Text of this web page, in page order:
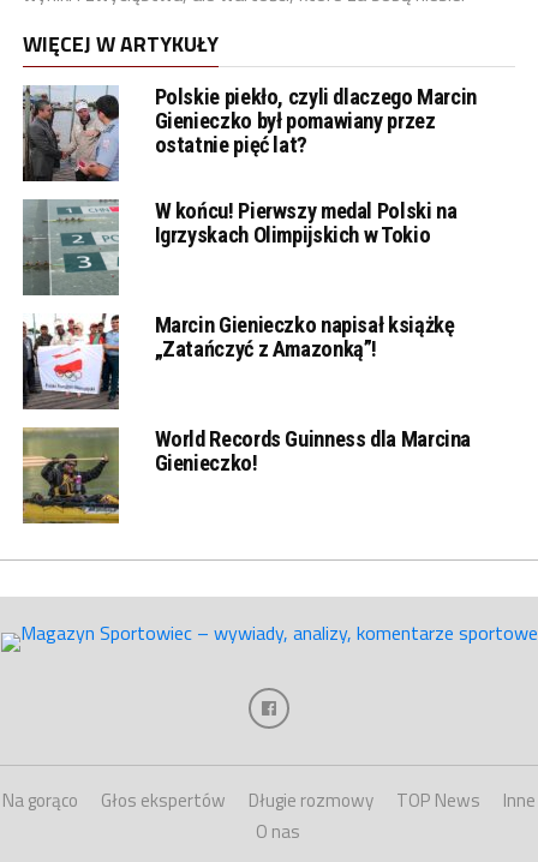
WIĘCEJ W ARTYKUŁY
Polskie piekło, czyli dlaczego Marcin
Gienieczko był pomawiany przez
ostatnie pięć lat?
W końcu! Pierwszy medal Polski na
Igrzyskach Olimpijskich w Tokio
Marcin Gienieczko napisał książkę
„Zatańczyć z Amazonką”!
World Records Guinness dla Marcina
Gienieczko!
Na gorąco Głos ekspertów Długie rozmowy TOP News
Inne
O nas